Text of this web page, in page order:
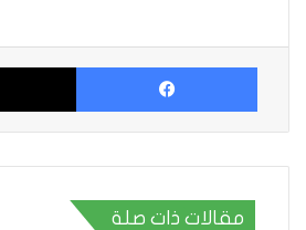
فيسبوك
مقالات ذات صلة